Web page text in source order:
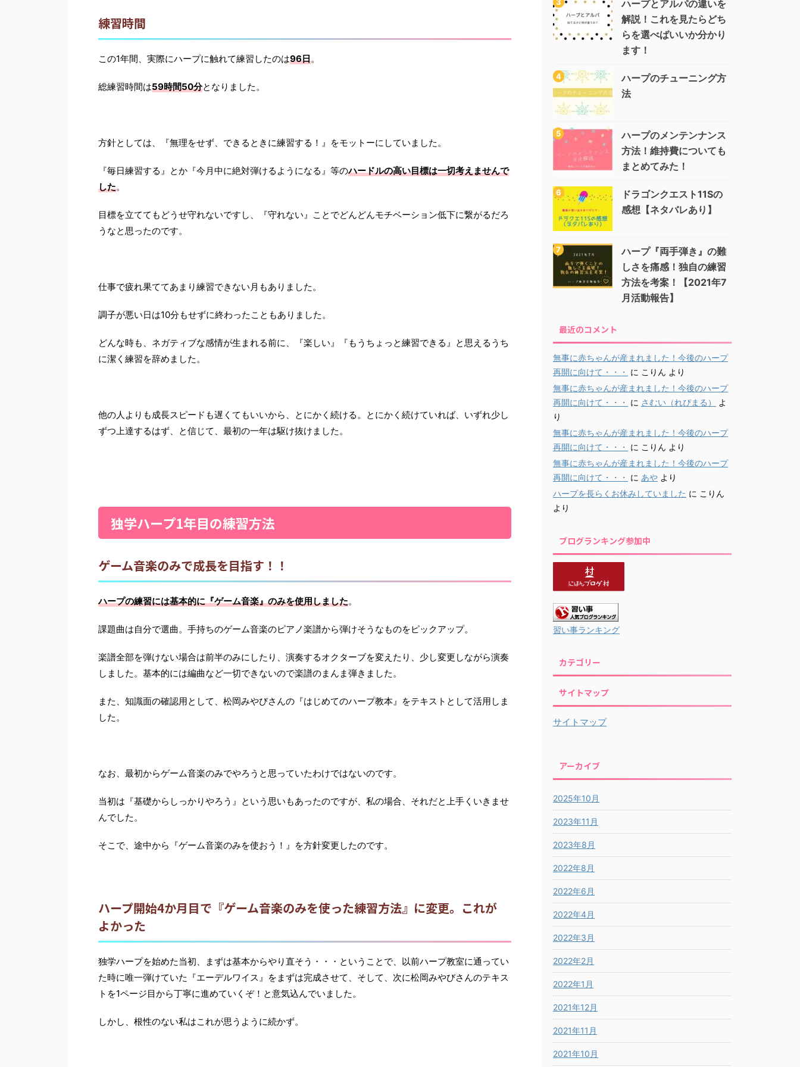
練習時間
この1年間、実際にハープに触れて練習したのは96日。
総練習時間は59時間50分となりました。
方針としては、『無理をせず、できるときに練習する！』をモットーにしていました。
『毎日練習する』とか『今月中に絶対弾けるようになる』等のハードルの高い目標は一切考えませんで
した。
目標を立ててもどうせ守れないですし、『守れない』ことでどんどんモチベーション低下に繋がるだろ
うなと思ったのです。
仕事で疲れ果ててあまり練習できない月もありました。
調子が悪い日は10分もせずに終わったこともありました。
どんな時も、ネガティブな感情が生まれる前に、『楽しい』『もうちょっと練習できる』と思えるうち
に潔く練習を辞めました。
他の人よりも成長スピードも遅くてもいいから、とにかく続ける。とにかく続けていれば、いずれ少し
ずつ上達するはず、と信じて、最初の一年は駆け抜けました。
独学ハープ1年目の練習方法
ゲーム音楽のみで成長を目指す！！
ハープの練習には基本的に『ゲーム音楽』のみを使用しました。
課題曲は自分で選曲。手持ちのゲーム音楽のピアノ楽譜から弾けそうなものをピックアップ。
楽譜全部を弾けない場合は前半のみにしたり、演奏するオクターブを変えたり、少し変更しながら演奏
しました。基本的には編曲など一切できないので楽譜のまんま弾きました。
また、知識面の確認用として、松岡みやびさんの『はじめてのハープ教本』をテキストとして活用しま
した。
なお、最初からゲーム音楽のみでやろうと思っていたわけではないのです。
当初は『基礎からしっかりやろう』という思いもあったのですが、私の場合、それだと上手くいきませ
んでした。
そこで、途中から『ゲーム音楽のみを使おう！』を方針変更したのです。
ハープ開始4か月目で『ゲーム音楽のみを使った練習方法』に変更。これが
よかった
独学ハープを始めた当初、まずは基本からやり直そう・・・ということで、以前ハープ教室に通ってい
た時に唯一弾けていた『エーデルワイス』をまずは完成させて、そして、次に松岡みやびさんのテキス
トを1ページ目から丁寧に進めていくぞ！と意気込んでいました。
しかし、根性のない私はこれが思うように続かず。
ハープとアルパの違いを
解説！これを見たらどち
らを選べばいいか分かり
ます！
ハープのチューニング方
法
ハープのメンテンナンス
方法！維持費についても
まとめてみた！
ドラゴンクエスト11Sの
感想【ネタバレあり】
ハープ『両手弾き』の難
しさを痛感！独自の練習
方法を考案！【2021年7
月活動報告】
最近のコメント
無事に赤ちゃんが産まれました！今後のハープ
再開に向けて・・・ に こりん より
無事に赤ちゃんが産まれました！今後のハープ
再開に向けて・・・ に さむい（れぴまる）
よ
り
無事に赤ちゃんが産まれました！今後のハープ
再開に向けて・・・ に こりん より
無事に赤ちゃんが産まれました！今後のハープ
再開に向けて・・・ に あや より
ハープを長らくお休みしていました に こりん
より
ブログランキング参加中
習い事ランキング
カテゴリー
サイトマップ
サイトマップ
アーカイブ
2025年10月
2023年11月
2023年8月
2022年8月
2022年6月
2022年4月
2022年3月
2022年2月
2022年1月
2021年12月
2021年11月
2021年10月